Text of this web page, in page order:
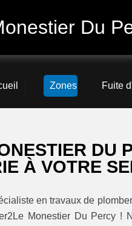
Du
Zones Fuite
DU
À VOTRE
en travaux de
Monestier Du Percy !